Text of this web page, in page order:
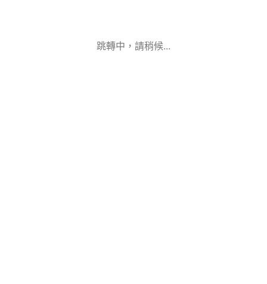
跳轉中，請稍候...